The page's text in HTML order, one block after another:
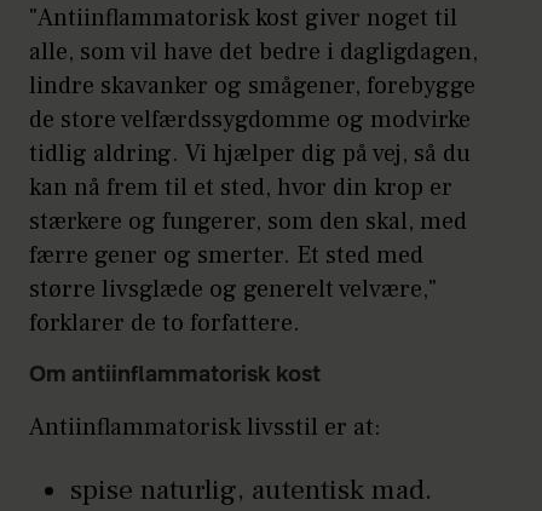
"Antiinflammatorisk kost giver noget til
alle, som vil have det bedre i dagligdagen,
lindre skavanker og smågener, forebygge
de store velfærdssygdomme og modvirke
tidlig aldring. Vi hjælper dig på vej, så du
kan nå frem til et sted, hvor din krop er
stærkere og fungerer, som den skal, med
færre gener og smerter. Et sted med
større livsglæde og generelt velvære,"
forklarer de to forfattere.
Om antiinflammatorisk kost
Antiinflammatorisk livsstil er at:
spise naturlig, autentisk mad.